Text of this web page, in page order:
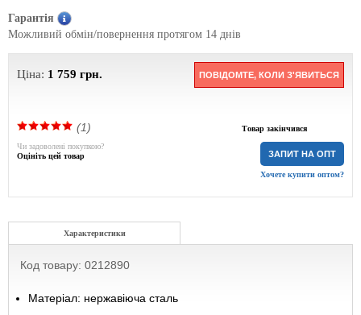
Гарантія
Можливий обмін/повернення протягом 14 днів
Ціна: 1 759 грн. ПОВІДОМТЕ, КОЛИ З'ЯВИТЬСЯ
(1) Товар закінчився
ЗАПИТ НА ОПТ
Хочете купити оптом?
Чи задоволені покупкою?
Оцініть цей товар
Характеристики
Код товару: 0212890
Матеріал: нержавіюча сталь